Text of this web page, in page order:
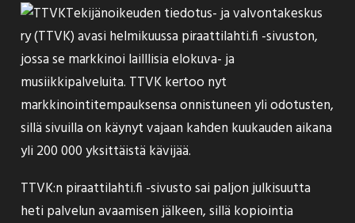
Tekijänoikeuden tiedotus- ja valvontakeskus
ry (TTVK) avasi helmikuussa piraattilahti.fi -sivuston,
jossa se markkinoi lailllisia elokuva- ja
musiikkipalveluita. TTVKkertoo nyt
markkinointitempauksensa onnistuneen yli odotusten,
sillä sivuilla on käynyt vajaan kahden kuukauden aikana
yli 200 000 yksittäistä kävijää.
TTVK:n piraattilahti.fi -sivusto sai paljon julkisuutta
heti palvelun avaamisen jälkeen, sillä kopiointia